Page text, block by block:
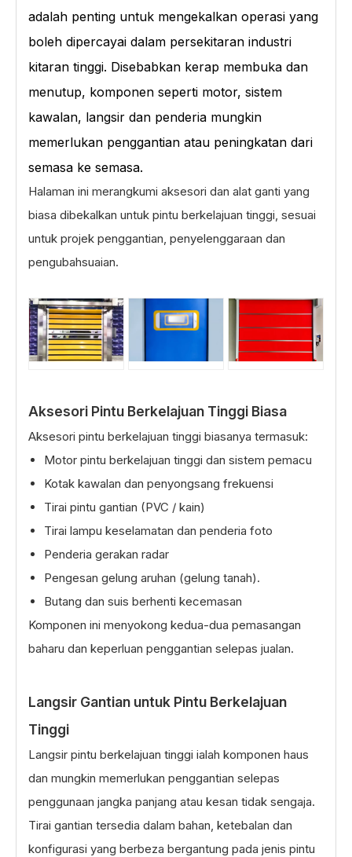
adalah penting untuk mengekalkan operasi yang
boleh dipercayai dalam persekitaran industri
kitaran tinggi. Disebabkan kerap membuka dan
menutup, komponen seperti motor, sistem
kawalan, langsir dan penderia mungkin
memerlukan penggantian atau peningkatan dari
semasa ke semasa.
Halaman ini merangkumi aksesori dan alat ganti yang
biasa dibekalkan untuk pintu berkelajuan tinggi, sesuai
untuk projek penggantian, penyelenggaraan dan
pengubahsuaian.
Aksesori Pintu Berkelajuan Tinggi Biasa
Aksesori pintu berkelajuan tinggi biasanya termasuk:
Motor pintu berkelajuan tinggi dan sistem pemacu
Kotak kawalan dan penyongsang frekuensi
Tirai pintu gantian (PVC / kain)
Tirai lampu keselamatan dan penderia foto
Penderia gerakan radar
Pengesan gelung aruhan (gelung tanah).
Butang dan suis berhenti kecemasan
Komponen ini menyokong kedua-dua pemasangan
baharu dan keperluan penggantian selepas jualan.
Langsir Gantian untuk Pintu Berkelajuan
Tinggi
Langsir pintu berkelajuan tinggi ialah komponen haus
dan mungkin memerlukan penggantian selepas
penggunaan jangka panjang atau kesan tidak sengaja.
Tirai gantian tersedia dalam bahan, ketebalan dan
konfigurasi yang berbeza bergantung pada jenis pintu